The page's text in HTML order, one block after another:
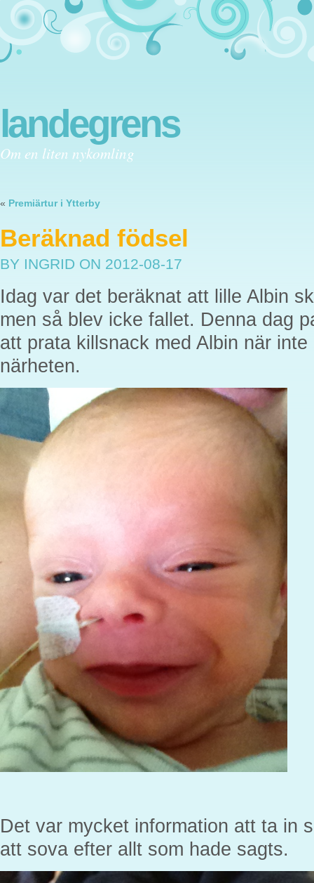
landegrens
Om en liten nykomling
« Premiärtur i Ytterby
Beräknad födsel
BY INGRID ON 2012-08-17
Idag var det beräknat att lille Albin
men så blev icke fallet. Denna dag
att prata killsnack med Albin när
närheten.
Det var mycket information att ta in
att sova efter allt som hade sagts.